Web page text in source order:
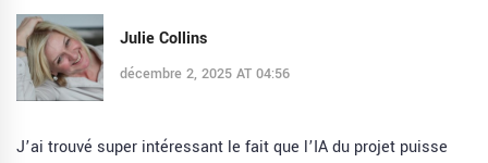
Julie Collins
décembre 2, 2025 AT 04:56
J’ai trouvé super intéressant le fait que l’IA du projet puisse